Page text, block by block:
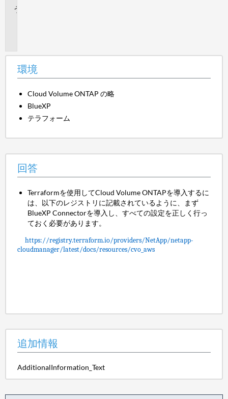
環境
Cloud Volume ONTAP の略
BlueXP
テラフォーム
回答
Terraformを使用してCloud Volume ONTAPを導入するに
は、以下のレジストリに記載されているように、まず
BlueXP Connectorを導入し、すべての設定を正しく行っ
ておく必要があります。
https://registry.terraform.io/providers/NetApp/netapp-
cloudmanager/latest/docs/resources/cvo_aws
追加情報
AdditionalInformation_Text